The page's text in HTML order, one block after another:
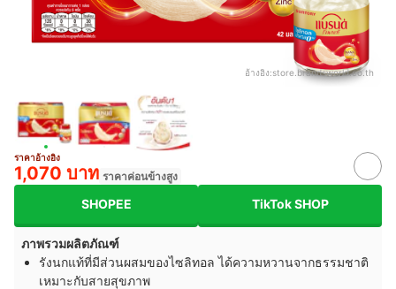
อ้างอิง:store.brandsworld.co.th
ราคาอ้างอิง
1,070 บาท ราคาค่อนข้างสูง
SHOPEE TikTok SHOP
ภาพรวมผลิตภัณฑ์
รังนกแท้ที่มีส่วนผสมของไซลิทอล ได้ความหวานจากธรรมชาติ
เหมาะกับสายสุขภาพ